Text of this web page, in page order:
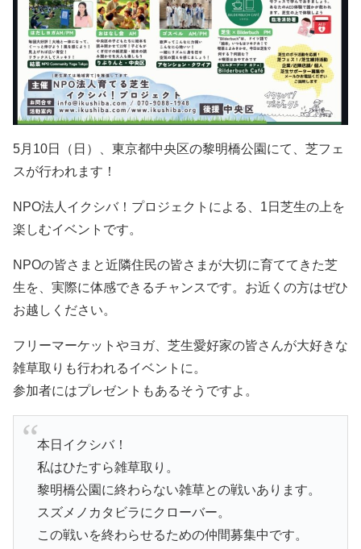
5月10日（日）、東京都中央区の黎明橋公園にて、芝フェ
スが行われます！
NPO法人イクシバ！プロジェクトによる、1日芝生の上を
楽しむイベントです。
NPOの皆さまと近隣住民の皆さまが大切に育ててきた芝
生を、実際に体感できるチャンスです。お近くの方はぜひ
お越しください。
フリーマーケットやヨガ、芝生愛好家の皆さんが大好きな
雑草取りも行われるイベントに。
参加者にはプレゼントもあるそうですよ。
本日イクシバ！
私はひたすら雑草取り。
黎明橋公園に終わらない雑草との戦いあります。
スズメノカタビラにクローバー。
この戦いを終わらせるための仲間募集中です。